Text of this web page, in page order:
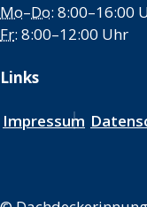
Mo–Do: 8:00–16:00
Fr: 8:00–12:00 Uhr
Links
Impressum